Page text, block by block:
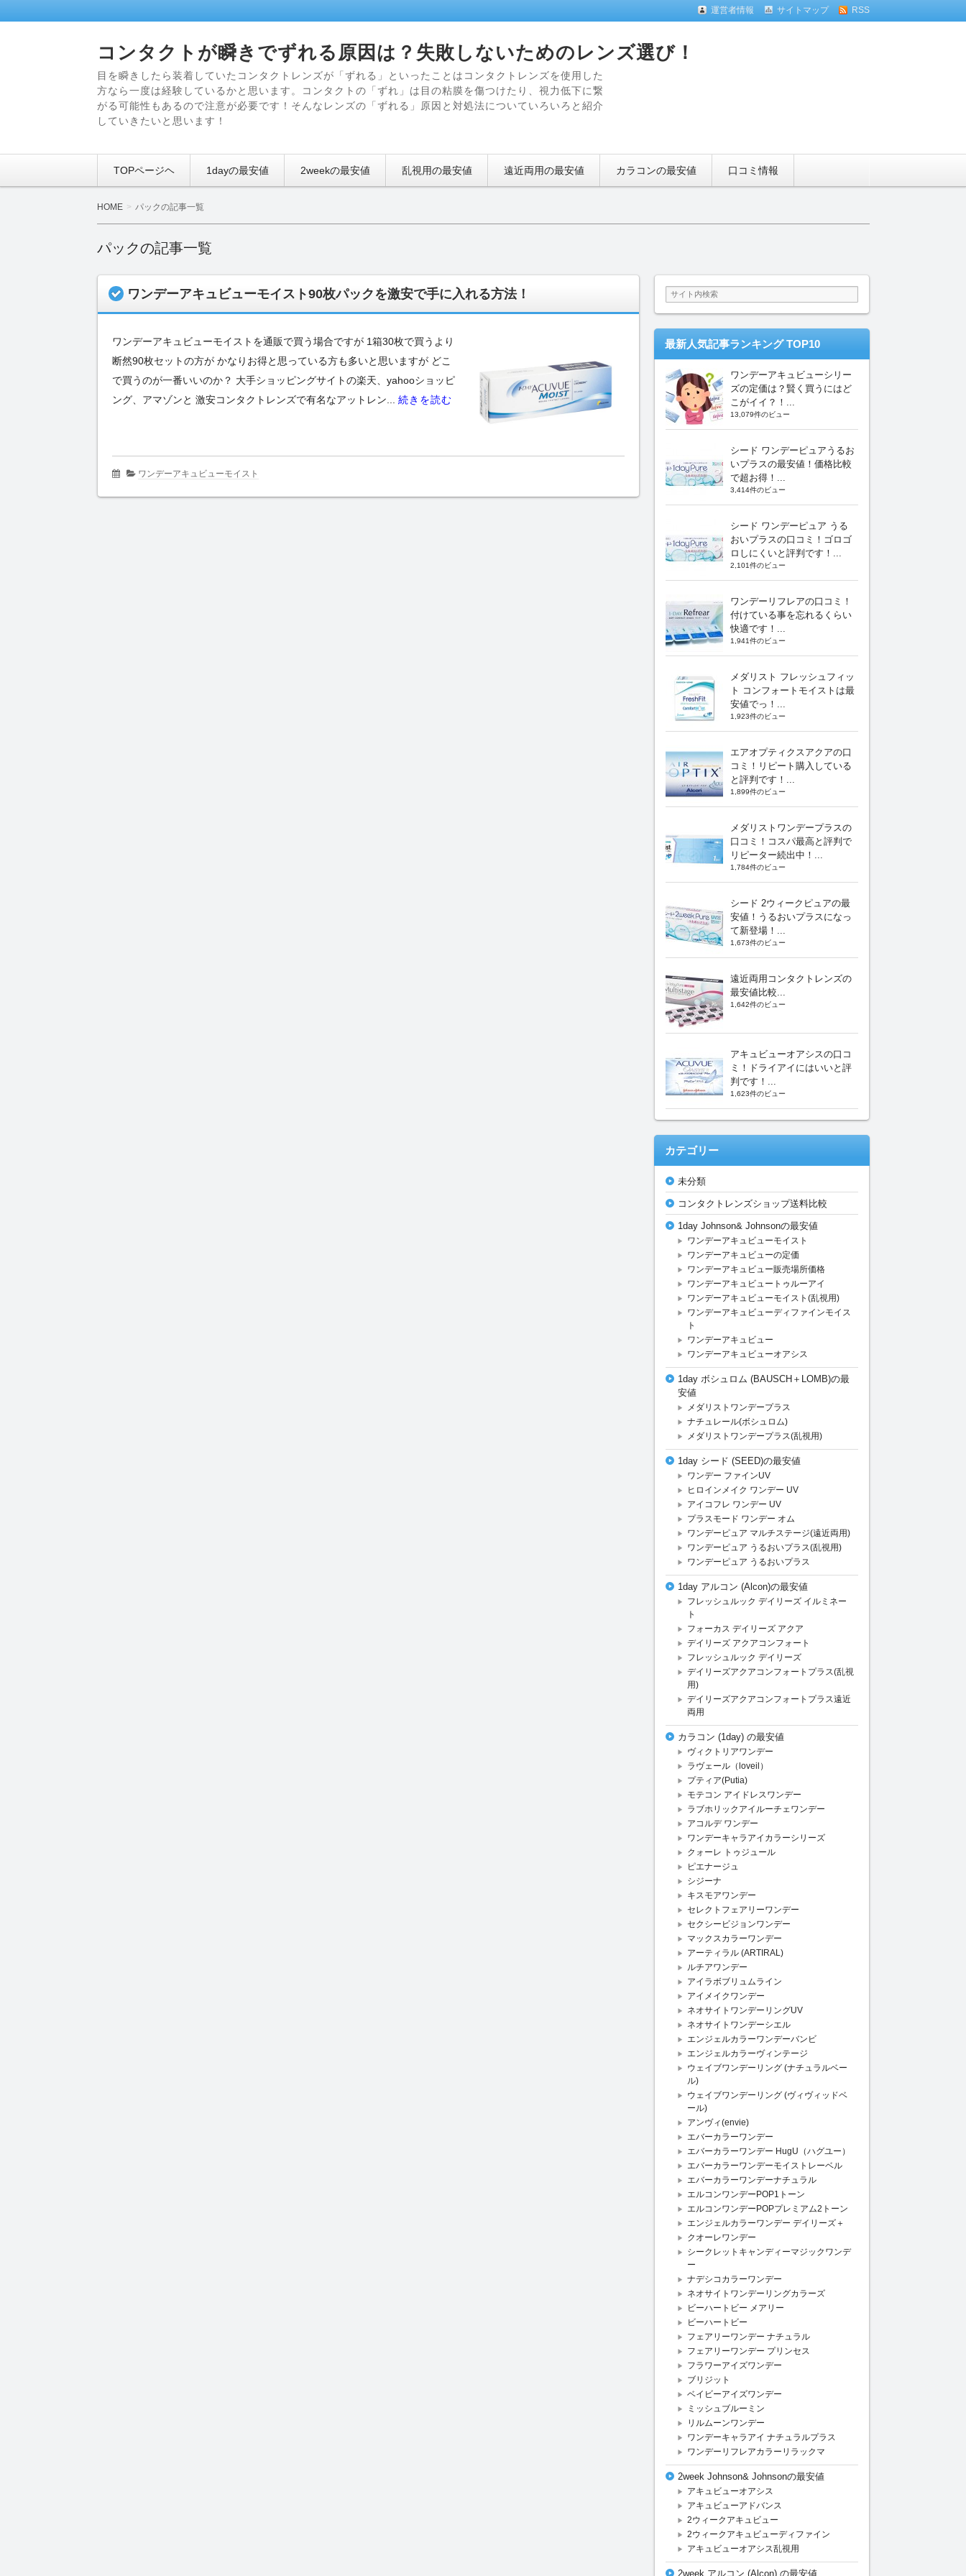
運営者情報 サイトマップ RSS
コンタクトが瞬きでずれる原因は？失敗しないためのレンズ選び！
目を瞬きしたら装着していたコンタクトレンズが「ずれる」といったことはコンタクトレンズを使用した
方なら一度は経験しているかと思います。コンタクトの「ずれ」は目の粘膜を傷つけたり、視力低下に繋
がる可能性もあるので注意が必要です！そんなレンズの「ずれる」原因と対処法についていろいろと紹介
していきたいと思います！
TOPページヘ 1dayの最安値 2weekの最安値 乱視用の最安値 遠近両用の最安値 カラコンの最安値 口コミ情報
HOME パックの記事一覧
パックの記事一覧
ワンデーアキュビューモイスト90枚パックを激安で手に入れる方法！
ワンデーアキュビューモイストを通販で買う場合ですが 1箱30枚で買うより
断然90枚セットの方が かなりお得と思っている方も多いと思いますが どこ
で買うのが一番いいのか？ 大手ショッピングサイトの楽天、yahooショッピ
ング、アマゾンと 激安コンタクトレンズで有名なアットレン... 続きを読む
ワンデーアキュビューモイスト
最新人気記事ランキング TOP10
ワンデーアキュビューシリー
ズの定価は？賢く買うにはど
こがイイ？！...
13,079件のビュー
シード ワンデーピュアうるお
いプラスの最安値！価格比較
で超お得！...
3,414件のビュー
シード ワンデーピュア うる
おいプラスの口コミ！ゴロゴ
ロしにくいと評判です！...
2,101件のビュー
ワンデーリフレアの口コミ！
付けている事を忘れるくらい
快適です！...
1,941件のビュー
メダリスト フレッシュフィッ
ト コンフォートモイストは最
安値でっ！...
1,923件のビュー
エアオプティクスアクアの口
コミ！リピート購入している
と評判です！...
1,899件のビュー
メダリストワンデープラスの
口コミ！コスパ最高と評判で
リピーター続出中！...
1,784件のビュー
シード 2ウィークピュアの最
安値！うるおいプラスになっ
て新登場！...
1,673件のビュー
遠近両用コンタクトレンズの
最安値比較...
1,642件のビュー
アキュビューオアシスの口コ
ミ！ドライアイにはいいと評
判です！...
1,623件のビュー
カテゴリー
未分類
コンタクトレンズショップ送料比較
1day Johnson& Johnsonの最安値
ワンデーアキュビューモイスト
ワンデーアキュビューの定価
ワンデーアキュビュー販売場所価格
ワンデーアキュビュートゥルーアイ
ワンデーアキュビューモイスト(乱視用)
ワンデーアキュビューディファインモイス
ト
ワンデーアキュビュー
ワンデーアキュビューオアシス
1day ボシュロム (BAUSCH＋LOMB)の最
安値
メダリストワンデープラス
ナチュレール(ボシュロム)
メダリストワンデープラス(乱視用)
1day シード (SEED)の最安値
ワンデー ファインUV
ヒロインメイク ワンデー UV
アイコフレ ワンデー UV
プラスモード ワンデー オム
ワンデーピュア マルチステージ(遠近両用)
ワンデーピュア うるおいプラス(乱視用)
ワンデーピュア うるおいプラス
1day アルコン (Alcon)の最安値
フレッシュルック デイリーズ イルミネー
ト
フォーカス デイリーズ アクア
デイリーズ アクアコンフォート
フレッシュルック デイリーズ
デイリーズアクアコンフォートプラス(乱視
用)
デイリーズアクアコンフォートプラス遠近
両用
カラコン (1day) の最安値
ヴィクトリアワンデー
ラヴェール（loveil）
プティア(Putia)
モテコン アイドレスワンデー
ラブホリックアイルーチェワンデー
アコルデ ワンデー
ワンデーキャラアイカラーシリーズ
クォーレ トゥジュール
ピエナージュ
シジーナ
キスモアワンデー
セレクトフェアリーワンデー
セクシービジョンワンデー
マックスカラーワンデー
アーティラル (ARTIRAL)
ルチアワンデー
アイラボブリュムライン
アイメイクワンデー
ネオサイトワンデーリングUV
ネオサイトワンデーシエル
エンジェルカラーワンデーバンビ
エンジェルカラーヴィンテージ
ウェイブワンデーリング (ナチュラルベー
ル)
ウェイブワンデーリング (ヴィヴィッドベ
ール)
アンヴィ(envie)
エバーカラーワンデー
エバーカラーワンデー HugU（ハグユー）
エバーカラーワンデーモイストレーベル
エバーカラーワンデーナチュラル
エルコンワンデーPOP1トーン
エルコンワンデーPOPプレミアム2トーン
エンジェルカラーワンデー デイリーズ＋
クオーレワンデー
シークレットキャンディーマジックワンデ
ー
ナデシコカラーワンデー
ネオサイトワンデーリングカラーズ
ビーハートビー メアリー
ビーハートビー
フェアリーワンデー ナチュラル
フェアリーワンデー プリンセス
フラワーアイズワンデー
ブリジット
ベイビーアイズワンデー
ミッシュブルーミン
リルムーンワンデー
ワンデーキャラアイ ナチュラルプラス
ワンデーリフレアカラーリラックマ
2week Johnson& Johnsonの最安値
アキュビューオアシス
アキュビューアドバンス
2ウィークアキュビュー
2ウィークアキュビューディファイン
アキュビューオアシス乱視用
2week アルコン (Alcon) の最安値